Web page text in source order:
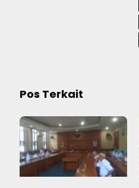
Pos Terkait